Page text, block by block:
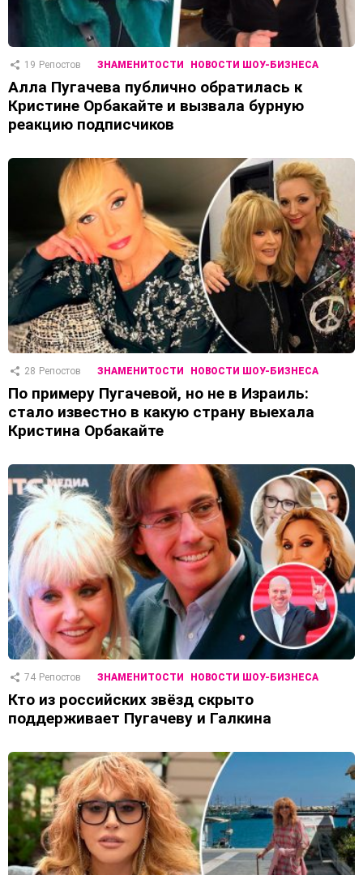
19 Репостов ЗНАМЕНИТОСТИ НОВОСТИ ШОУ-БИЗНЕСА
Алла Пугачева публично обратилась к
Кристине Орбакайте и вызвала бурную
реакцию подписчиков
28 Репостов ЗНАМЕНИТОСТИ НОВОСТИ ШОУ-БИЗНЕСА
По примеру Пугачевой, но не в Израиль:
стало известно в какую страну выехала
Кристина Орбакайте
74 Репостов ЗНАМЕНИТОСТИ НОВОСТИ ШОУ-БИЗНЕСА
Кто из российских звёзд скрыто
поддерживает Пугачеву и Галкина